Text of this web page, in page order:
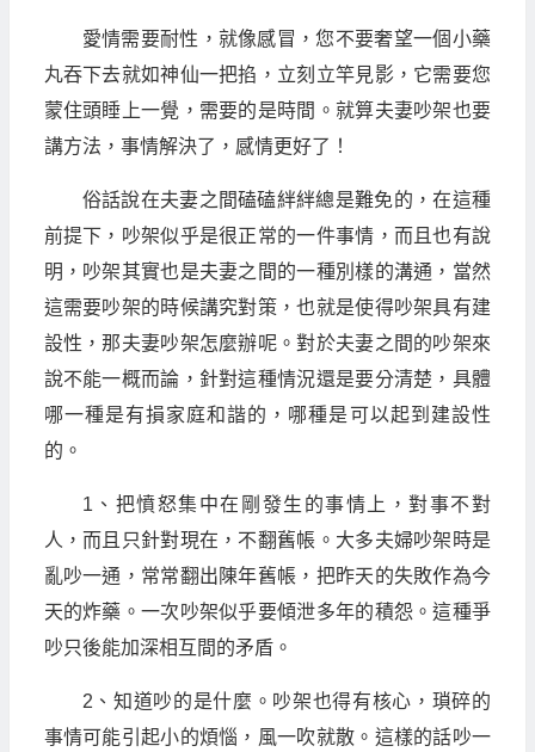
愛情需要耐性，就像感冒，您不要奢望一個小藥
丸吞下去就如神仙一把掐，立刻立竿見影，它需要您
蒙住頭睡上一覺，需要的是時間。就算夫妻吵架也要
講方法，事情解決了，感情更好了！
俗話說在夫妻之間磕磕絆絆總是難免的，在這種
前提下，吵架似乎是很正常的一件事情，而且也有說
明，吵架其實也是夫妻之間的一種別樣的溝通，當然
這需要吵架的時候講究對策，也就是使得吵架具有建
設性，那夫妻吵架怎麼辦呢。對於夫妻之間的吵架來
說不能一概而論，針對這種情況還是要分清楚，具體
哪一種是有損家庭和諧的，哪種是可以起到建設性
的。
1、把憤怒集中在剛發生的事情上，對事不對
人，而且只針對現在，不翻舊帳。大多夫婦吵架時是
亂吵一通，常常翻出陳年舊帳，把昨天的失敗作為今
天的炸藥。一次吵架似乎要傾泄多年的積怨。這種爭
吵只後能加深相互間的矛盾。
2、知道吵的是什麼。吵架也得有核心，瑣碎的
事情可能引起小的煩惱，風一吹就散。這樣的話吵一